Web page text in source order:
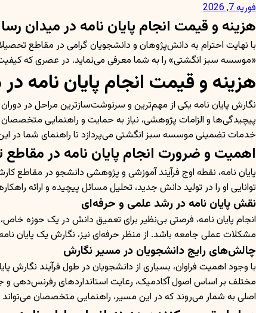
فوریه 7, 2026
هزینه و قیمت انجام پایان نامه در میدان
با نهایت احترام به دانش‌پژوهان و دانشجویان گرامی در مقاطع
«موسسه سبز انگشتی» را به شما معرفی می‌نماید. در عصری که
هزینه و قیمت انجام پایان
نگارش پایان نامه یکی از مهم‌ترین و سرنوشت‌سازترین مراحل در
پیچیدگی‌ها و الزامات پژوهشی، نیاز به حمایت و راهنمایی متخصصان
خدمات تضمینی موسسه سبز انگشتی می‌پردازد تا راهنمای شما در این
اهمیت و ضرورت انجام پایان نامه در
پایان نامه، نقطه اوج فرآیند آموزشی و پژوهشی دانشجو در
توانایی او را در تولید دانش جدید، تحلیل مسائل پیچیده و ارائه
نقش پایان نامه در رشد علمی و حرفه‌ای
انجام پایان نامه، فرصتی بی‌نظیر برای تعمیق دانش در یک حوزه
مشکلات عملی جامعه باشد. از منظر حرفه‌ای نیز، نگارش یک پایان
چالش‌های رایج دانشجویان در مسیر نگارش
با وجود اهمیت فراوان، بسیاری از دانشجویان در طول فرآیند
مختلف بر اساس اصول آکادمیک، رعایت استانداردهای رفرنس‌دهی و
اصلی به شمار می‌روند که در این مسیر، راهنمایی متخصصان